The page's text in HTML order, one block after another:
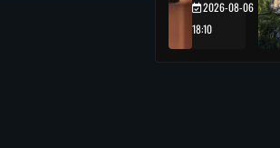
2026-08-06
18:10